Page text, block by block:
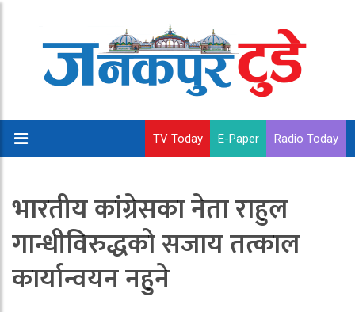
TV Today E-Paper Radio Today
भारतीय कांग्रेसका नेता राहुल
गान्धीविरुद्धको सजाय तत्काल
कार्यान्वयन नहुने